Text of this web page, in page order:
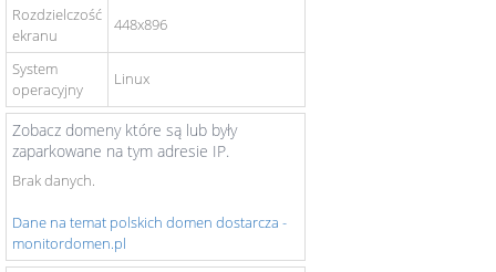
Rozdzielczość
ekranu
448x896
System
operacyjny
Linux
Zobacz domeny które są lub były
zaparkowane na tym adresie IP.
Brak danych.
Dane na temat polskich domen dostarcza -
monitordomen.pl